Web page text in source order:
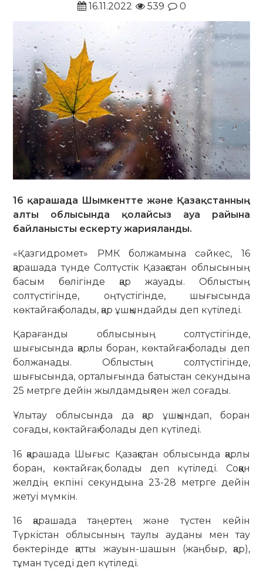
16.11.2022
539 0
16 қарашада Шымкентте және Қазақстанның
алты облысында қолайсыз ауа райына
байланысты ескерту жарияланды.
«Қазгидромет» РМК болжамына сәйкес, 16
қарашада түнде Солтүстік Қазақстан облысының
басым бөлігінде қар жауады. Облыстың
солтүстігінде, оңтүстігінде, шығысында
көктайғақ болады, қар ұшқындайды деп күтіледі.
Қарағанды облысының солтүстігінде,
шығысында қарлы боран, көктайғақ болады деп
болжанады. Облыстың солтүстігінде,
шығысында, орталығында батыстан секундына
25 метрге дейін жылдамдықпен жел соғады.
Ұлытау облысында да қар ұшқындап, боран
соғады, көктайғақ болады деп күтіледі.
16 қарашада Шығыс Қазақстан облысында қарлы
боран, көктайғақ болады деп күтіледі. Соққан
желдің екпіні секундына 23-28 метрге дейін
жетуі мүмкін.
16 қарашада таңертең және түстен кейін
Түркістан облысының таулы ауданы мен тау
бөктерінде қатты жауын-шашын (жаңбыр, қар),
тұман түседі деп күтіледі.